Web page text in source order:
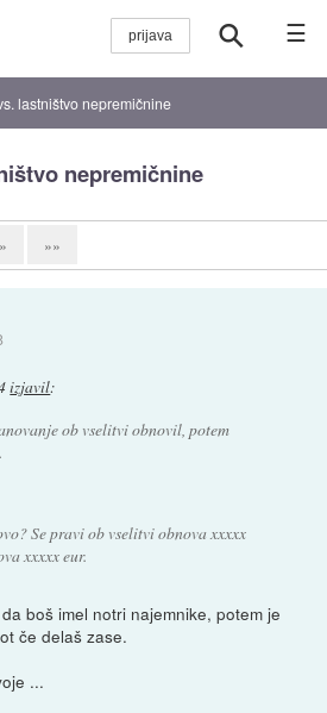
☰
lastništvo nepremičnine
nepremičnine
» »»
izjavil:
ob vselitvi obnovil, potem
Se pravi ob vselitvi obnova xxxxx
xxxxx eur.
boš imel notri najemnike, potem je
če delaš zase.
...